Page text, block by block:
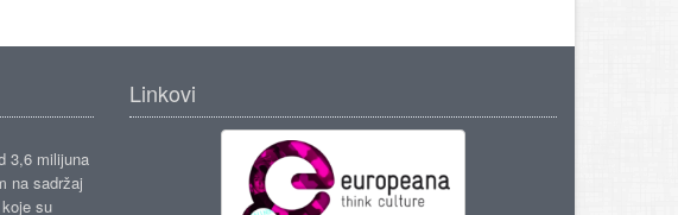
3,6 milijuna
na sadržaj
su
Linkovi